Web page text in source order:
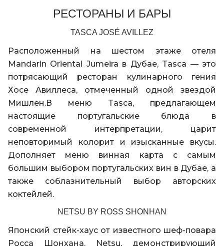
РЕСТОРАНЫ И БАРЫ
TASCA JOSÉ AVILLEZ
Расположенный на шестом этаже отеля
Mandarin Oriental Jumeira в Дубае, Tasca — это
потрясающий ресторан кулинарного гения
Хосе Авиллеса, отмеченный одной звездой
Мишлен.В меню Tasca, предлагающем
настоящие португальские блюда в
современной интерпретации, царит
неповторимый колорит и изысканные вкусы.
Дополняет меню винная карта с самым
большим выбором португальских вин в Дубае, а
также соблазнительный выбор авторских
коктейлей.
NETSU BY ROSS SHONHAN
Японский стейк-хаус от известного шеф-повара
Росса Шонхана. Netsu, демонстрирующий